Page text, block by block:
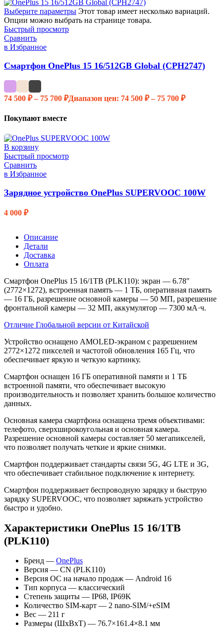
Выберите параметры Этот товар имеет несколько вариаций.
Опции можно выбрать на странице товара.
Быстрый просмотр
Сравнить
в Избранное
Смартфон OnePlus 15 16/512GB Global (CPH2747)
74 500 ₽ – 75 700 ₽Диапазон цен: 74 500 ₽ – 75 700 ₽
Покупают вместе
В корзину
Быстрый просмотр
Сравнить
в Избранное
Зарядное устройство OnePlus SUPERVOOC 100W
4 000 ₽
Описание
Детали
Доставка
Оплата
Смартфон OnePlus 15 16/1TB (PLK110): экран — 6.78″
(2772×1272), встроенная память — 1 ТБ, оперативная память
— 16 ГБ, разрешение основной камеры — 50 МП, разрешение
фронтальной камеры — 32 МП, аккумулятор — 7300 мА·ч.
Отличие Глобальной версии от Китайской
Устройство оснащено AMOLED-экраном с разрешением
2772×1272 пикселей и частотой обновления 165 Гц, что
обеспечивает яркую и четкую картинку.
Смартфон оснащен 16 ГБ оперативной памяти и 1 ТБ
встроенной памяти, что обеспечивает высокую
производительность и позволяет хранить большое количество
данных.
Основная камера смартфона оснащена тремя объективами:
телефото, сверхширокоугольная и основная камера.
Разрешение основной камеры составляет 50 мегапикселей,
что позволяет получать четкие и яркие снимки.
Смартфон поддерживает стандарты связи 5G, 4G LTE и 3G,
что обеспечивает стабильное подключение к интернету.
Смартфон поддерживает беспроводную зарядку и быструю
зарядку SUPERVOOC, что позволяет заряжать устройство
быстро и удобно.
Характеристики OnePlus 15 16/1TB
(PLK110)
Бренд — OnePlus
Версия — CN (PLK110)
Версия ОС на начало продаж — Android 16
Тип корпуса — классический
Степень защиты — IP68, IP69K
Количество SIM-карт — 2 nano-SIM/+eSIM
Вес — 211 г
Размеры (ШxВxТ) — 76.7×161.4×8.1 мм